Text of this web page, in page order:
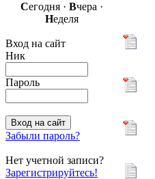
Сегодня · Вчера ·
Неделя
Вход на сайт
Ник
Пароль
Забыли пароль?
Нет учетной записи?
Зарегистрируйтесь!